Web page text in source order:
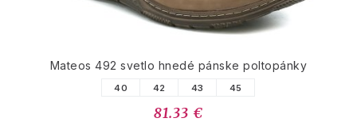
Mateos 492 svetlo hnedé pánske poltopánky
40 42 43 45
81.33 €